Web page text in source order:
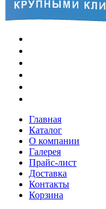
Главная
Каталог
О компании
Галерея
Прайс-лист
Доставка
Контакты
Корзина